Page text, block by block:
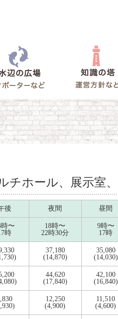
山への道
ホール、展示室、
後 夜間 昼間
時〜
時
18時〜
22時30分
9時〜
17時
37,180
(14,870)
35,080
(14,030)
44,620
(17,840)
42,100
(16,840)
12,250
(4,900)
11,510
(4,600)